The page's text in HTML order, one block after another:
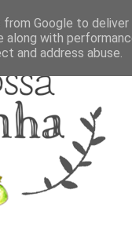
Google to
along with
and address abuse.